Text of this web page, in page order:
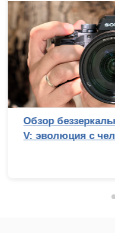
Обзор
V: эволюция с